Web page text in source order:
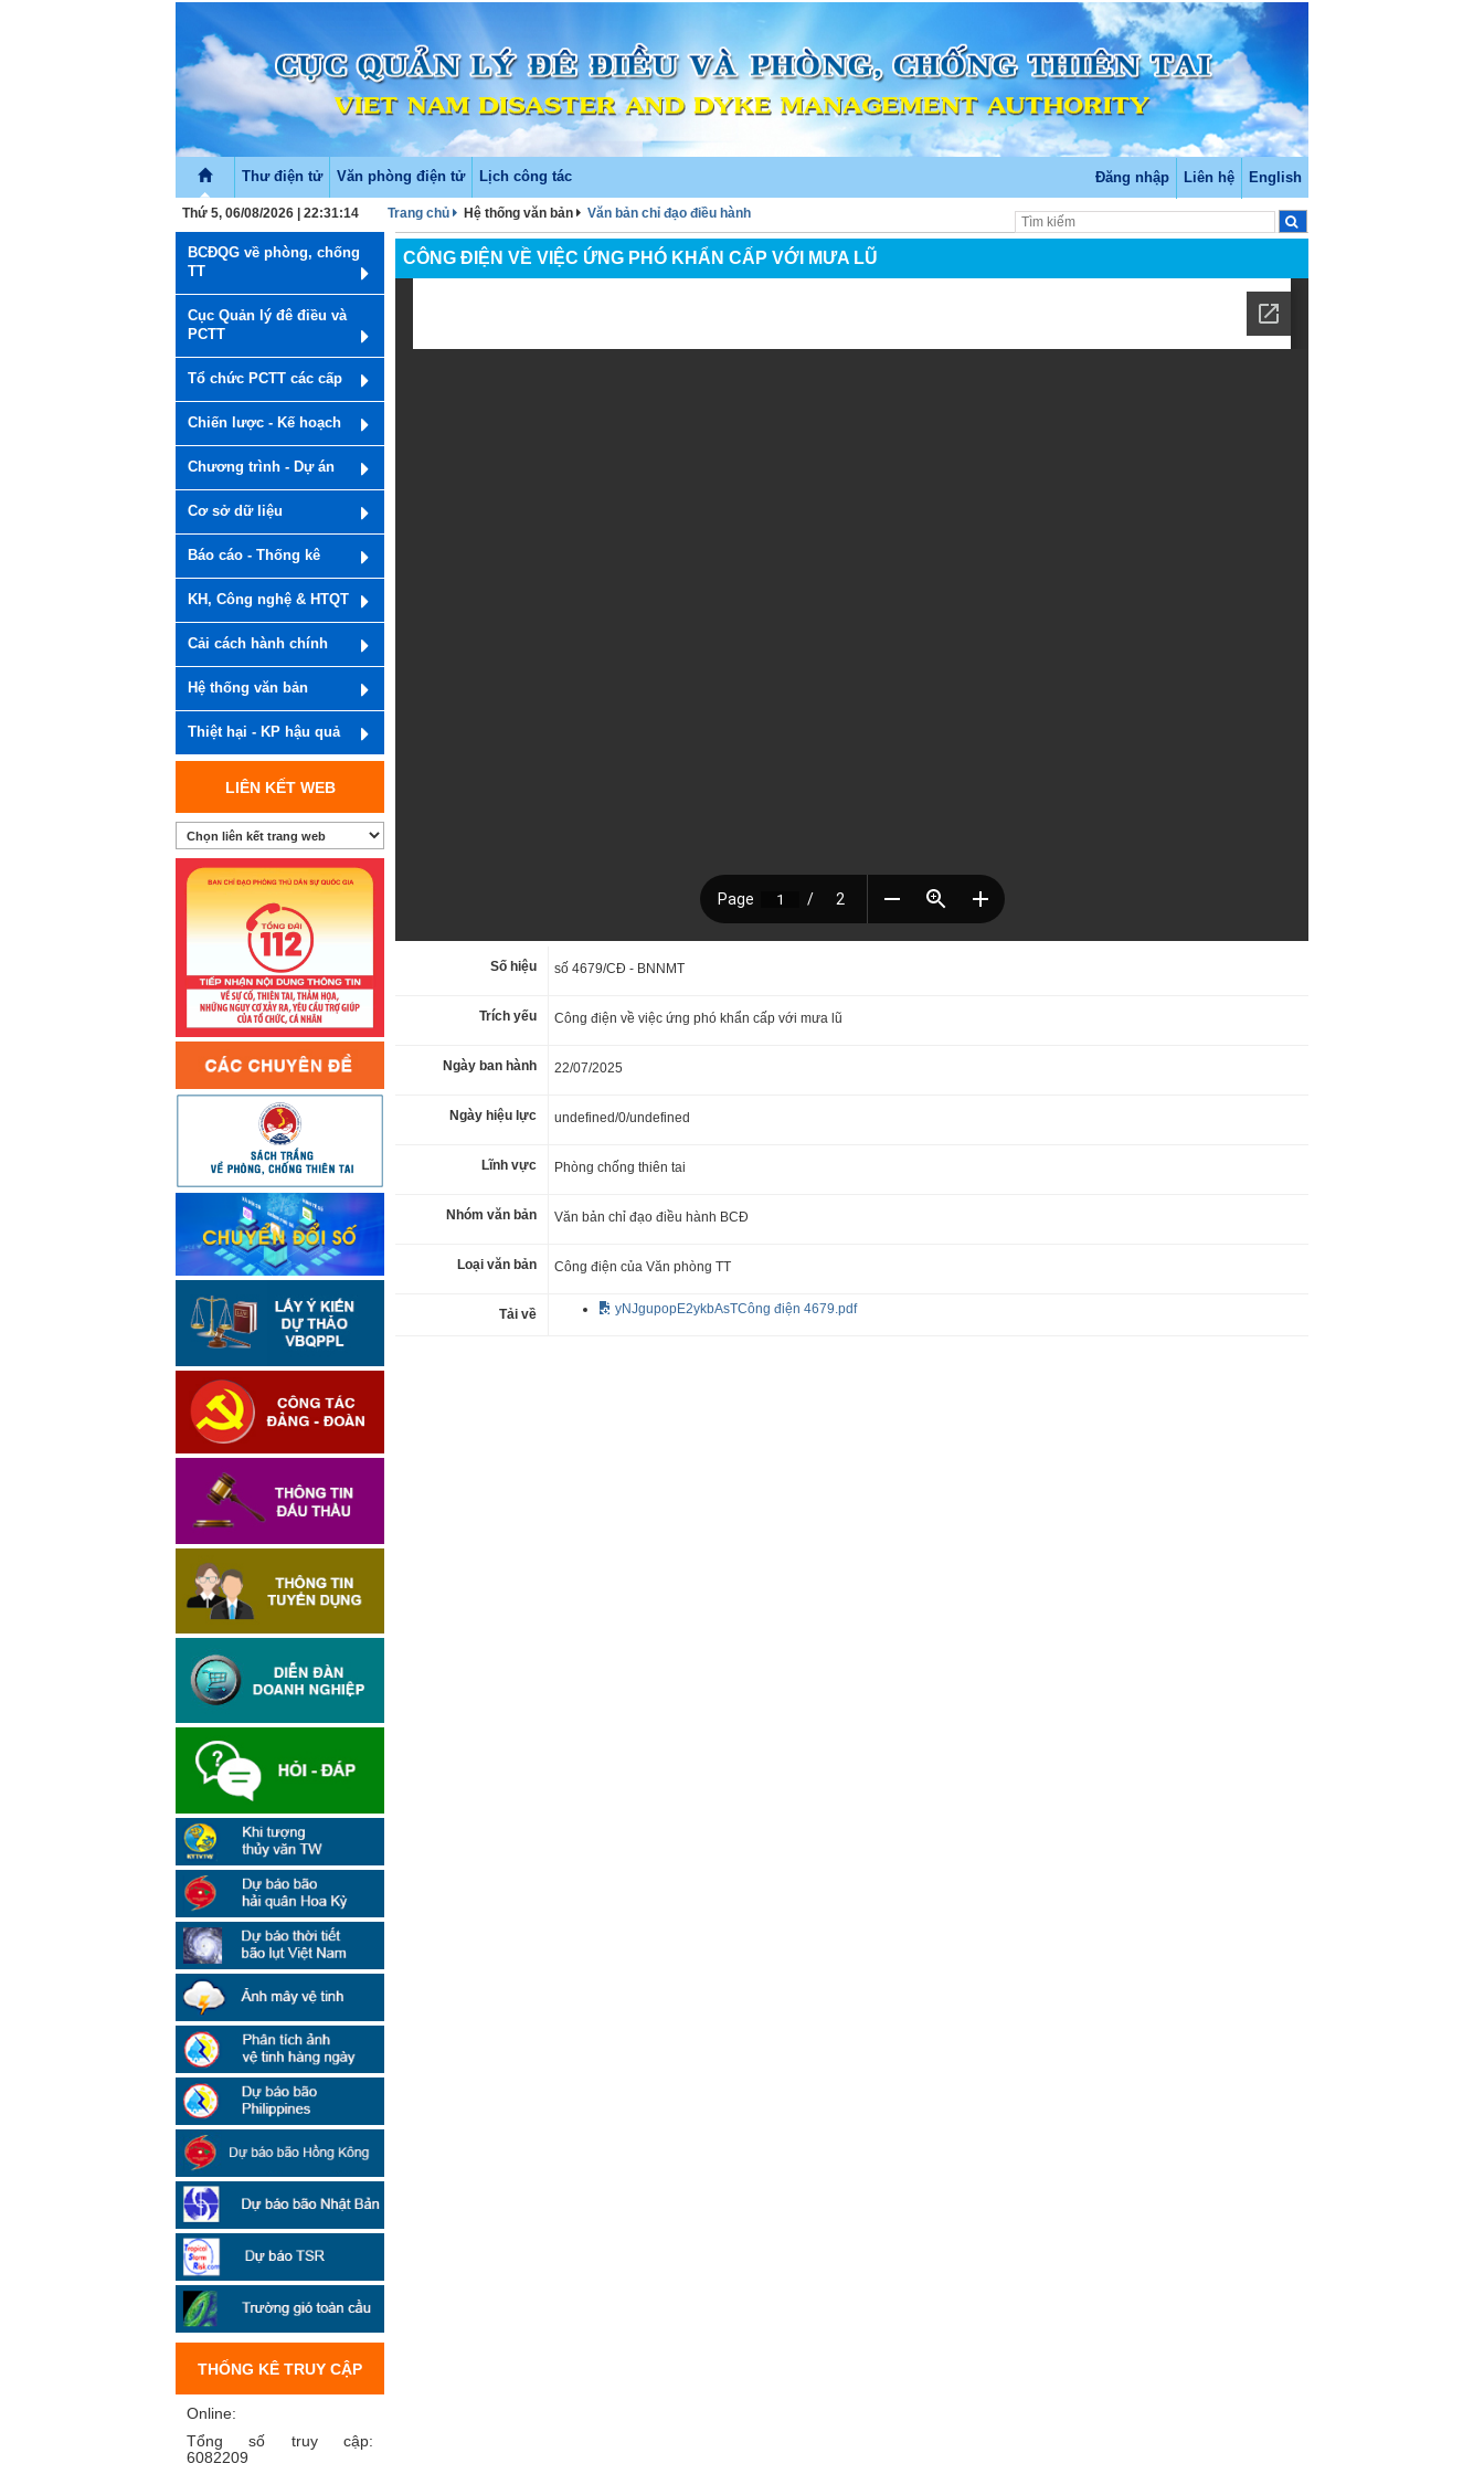
Thư điện tử Văn phòng điện tử Lịch công tác Đăng nhập Liên hệ English
Thứ 5, 06/08/2026 | 22:31:14 Trang chủ Hệ thống văn bản Văn bản chỉ đạo điều hành
BCĐQG về phòng, chống
TT
Cục Quản lý đê điều và
PCTT
Tổ chức PCTT các cấp
Chiến lược - Kế hoạch
Chương trình - Dự án
Cơ sở dữ liệu
Báo cáo - Thống kê
KH, Công nghệ & HTQT
Cải cách hành chính
Hệ thống văn bản
Thiệt hại - KP hậu quả
LIÊN KẾT WEB
THỐNG KÊ TRUY CẬP
Online:
Tổng số truy cập:
6082209
CÔNG ĐIỆN VỀ VIỆC ỨNG PHÓ KHẨN CẤP VỚI MƯA LŨ
Số hiệu số 4679/CĐ - BNNMT
Trích yếu Công điện về việc ứng phó khẩn cấp với mưa lũ
Ngày ban hành 22/07/2025
Ngày hiệu lực undefined/0/undefined
Lĩnh vực Phòng chống thiên tai
Nhóm văn bản Văn bản chỉ đạo điều hành BCĐ
Loại văn bản Công điện của Văn phòng TT
Tải về yNJgupopE2ykbAsTCông điện 4679.pdf